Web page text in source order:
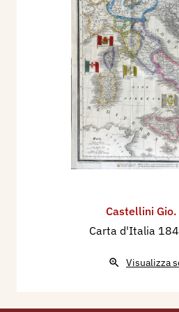
Milano, Gorlich, p. 179.
Castellini Gio.
Carta d'Italia
Visualizza